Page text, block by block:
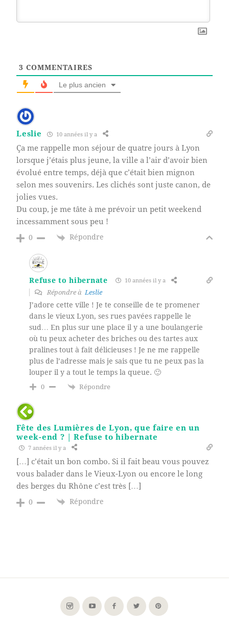
3 COMMENTAIRES
Le plus ancien
Leslie 10 années il y a
Ça me rappelle mon séjour de quatre jours à Lyon
lorsque j’étais plus jeune, la ville a l’air d’avoir bien
évolué entre temps, déjà que c’était bien mignon
selon mes souvenirs. Les clichés sont juste canon, de
jolies vues.
Du coup, je me tâte à me prévoir un petit weekend
incessamment sous peu !
0 Répondre
Refuse to hibernate 10 années il y a
Répondre à Leslie
J’adore cette ville ! Je te conseille de te promener
dans le vieux Lyon, ses rues pavées rappelle le
sud… En plus sur une place il y a une boulangerie
où tu peux acheter des briches ou des tartes aux
pralines tout à fait délicieuses ! Je ne me rappelle
plus de l’adresse mais je sais que tu ne peux pas la
louper il y a tout le temps la queue. 🙂
0 Répondre
Fête des Lumières de Lyon, que faire en un
week-end ? | Refuse to hibernate
7 années il y a
[…] c’était un bon combo. Si il fait beau vous pouvez
vous balader dans le Vieux-Lyon ou encore le long
des berges du Rhône c’est très […]
0 Répondre